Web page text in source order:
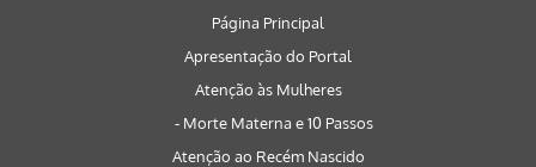
Página Principal
Apresentação do Portal
Atenção às Mulheres
- Morte Materna e 10 Passos
Atenção ao Recém Nascido